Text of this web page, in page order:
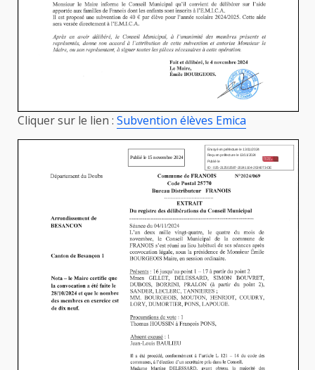
Cliquer sur le lien : Subvention élèves Emica